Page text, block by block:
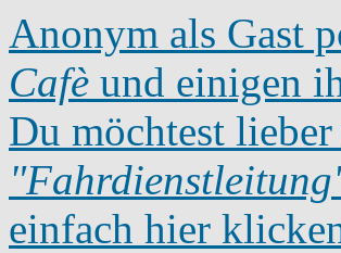
Anonym als Gast
Cafè und einigen
Du möchtest
einfach hier